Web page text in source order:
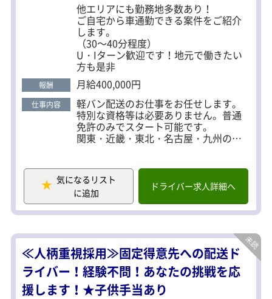
他エリアにも勤務地多数あり！
ご自宅から車通勤できる案件をご紹介
します。
（30～40分程度）
U・Iターン歓迎です！地元で働きたい
方も是非
報酬 月給400,000円
仕事内容 軽バン配送のお仕事をお任せします。
特別な資格等は必要ありません。普通
免許のみでスタート可能です。
関東・近畿・東北・名古屋・九州の各
をご紹介しますので、お気軽にお問い
合わせください。
＜一日の流れの例＞
▼7：00～8：00 所属している宅配会社
に出勤
▼担当コースの荷物の積込み
▼担当コースの配達
▼休憩（時間自由）後、追加の荷物を
積込み
▼20：00～21：00 宅配会社に帰庫
気になるリスト
に追加
ドライバー求人詳細へ
≪人柄重視採用≫固定得意先への配送ド
ライバー！経験不問！あなたの挑戦を応
援します！★子供手当あり